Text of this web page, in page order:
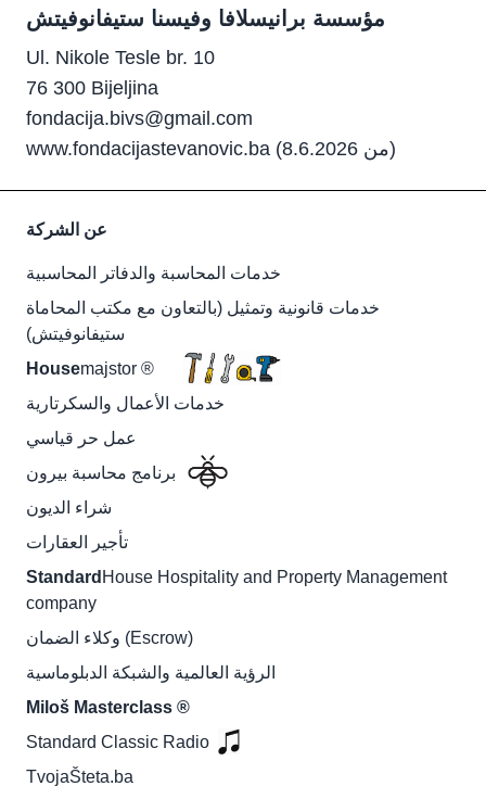
مؤسسة برانيسلافا وفيسنا ستيفانوفيتش
Ul. Nikole Tesle br. 10
76 300 Bijeljina
fondacija.bivs@gmail.com
www.fondacijastevanovic.ba (من 8.6.2026)
عن الشركة
خدمات المحاسبة والدفاتر المحاسبية
خدمات قانونية وتمثيل (بالتعاون مع مكتب المحاماة
ستيفانوفيتش)
Housemajstor ®
خدمات الأعمال والسكرتارية
عمل حر قياسي
برنامج محاسبة بيرون
شراء الديون
تأجير العقارات
Standard House Hospitality and Property Management
company
وكلاء الضمان (Escrow)
الرؤية العالمية والشبكة الدبلوماسية
Miloš Masterclass ®
Standard Classic Radio
TvojaŠteta.ba